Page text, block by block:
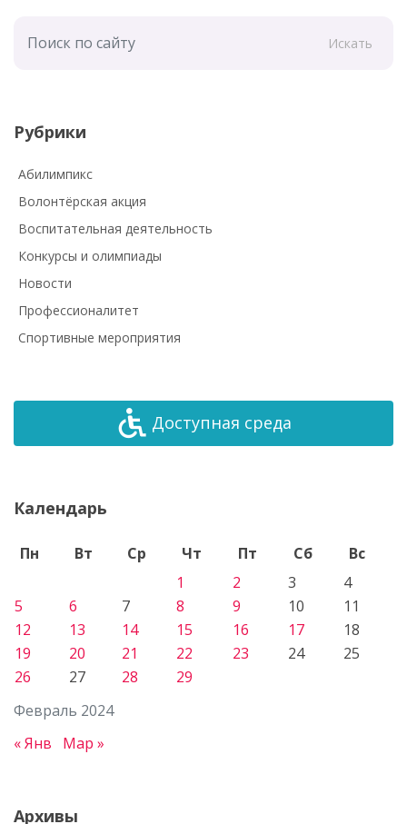
Искать
Рубрики
Абилимпикс
Волонтёрская акция
Воспитательная деятельность
Конкурсы и олимпиады
Новости
Профессионалитет
Спортивные мероприятия
Доступная среда
Календарь
Февраль 2024
Пн Вт Ср Чт Пт Сб
Вс
1
2 3
4
5
6 7 8 9 10
11
12
13 14 15 16 17
18
19
20 21 22 23 24
25
26
27 28 29
« Янв Мар »
Архивы